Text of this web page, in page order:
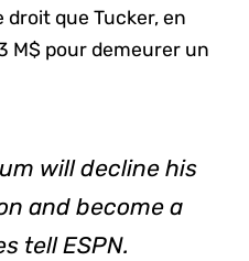
droit que Tucker, en
M$ pour demeurer un
will decline his
and become a
tell ESPN.